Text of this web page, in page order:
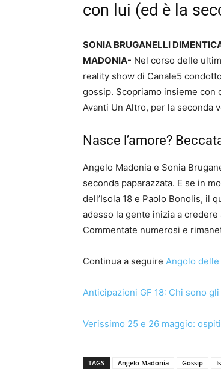
con lui (ed è la
SONIA BRUGANELLI
MADONIA- Nel corso delle
reality show di Canale5
gossip. Scopriamo insieme con
Avanti Un Altro, per la seconda
Nasce l’amore?
Angelo Madonia e Sonia
seconda paparazzata. E se in
dell’Isola 18 e Paolo Bonolis, il
adesso la gente inizia a credere
Commentate numerosi e
Continua a seguire Angolo
Anticipazioni GF 18: Chi sono
Verissimo 25 e 26 maggio:
TAGS Angelo Madonia Gossip